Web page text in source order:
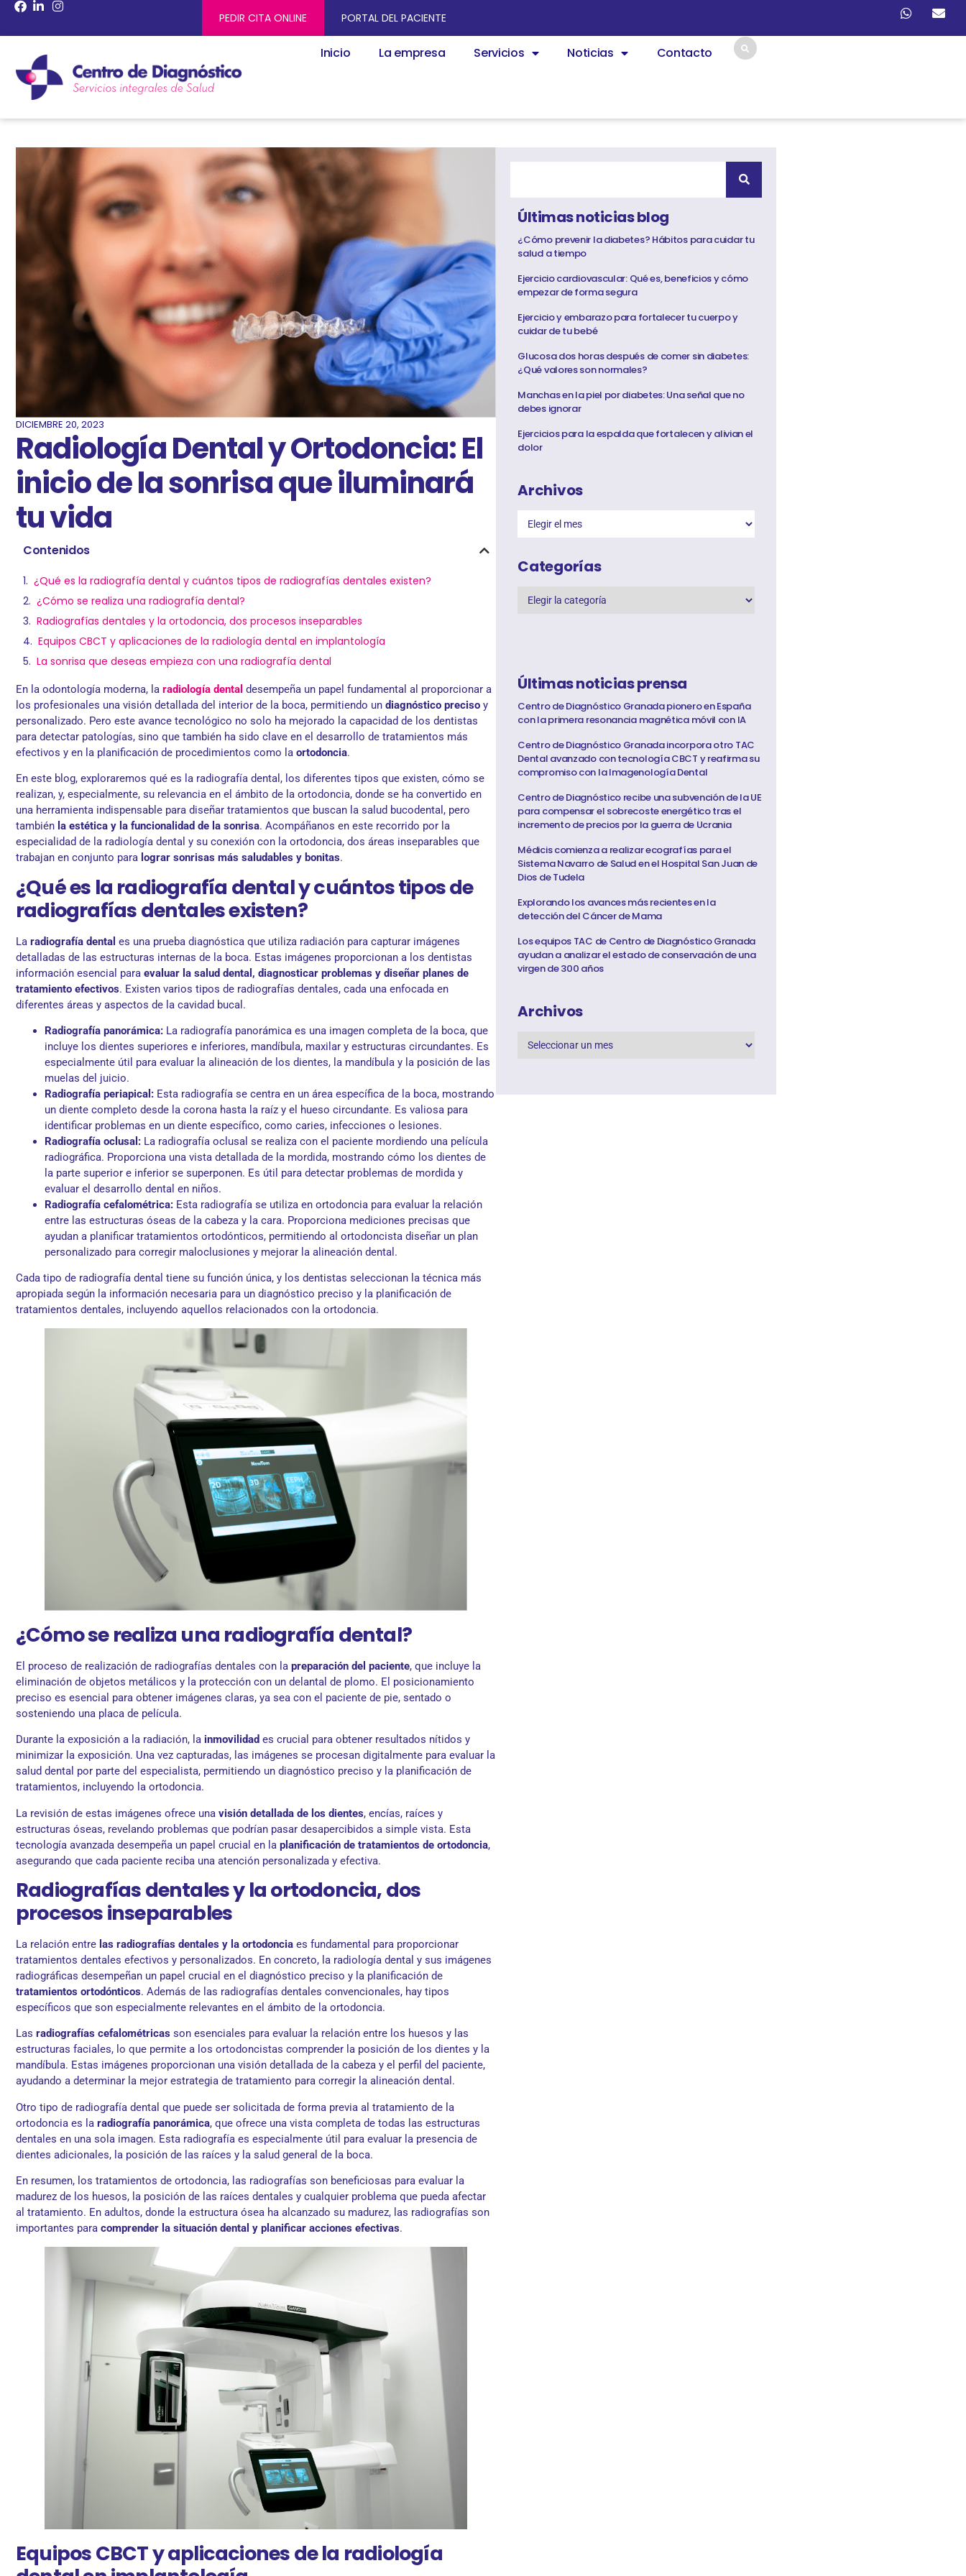
PEDIR CITA ONLINE PORTAL DEL PACIENTE
Inicio La empresa Servicios Noticias Contacto
DICIEMBRE 20, 2023
Radiología Dental y Ortodoncia: El
inicio de la sonrisa que iluminará
tu vida
Contenidos
¿Qué es la radiografía dental y cuántos tipos de radiografías dentales existen?
¿Cómo se realiza una radiografía dental?
Radiografías dentales y la ortodoncia, dos procesos inseparables
Equipos CBCT y aplicaciones de la radiología dental en implantología
La sonrisa que deseas empieza con una radiografía dental
En la odontología moderna, la radiología dental desempeña un papel fundamental al proporcionar a
los profesionales una visión detallada del interior de la boca, permitiendo un diagnóstico preciso y
personalizado. Pero este avance tecnológico no solo ha mejorado la capacidad de los dentistas
para detectar patologías, sino que también ha sido clave en el desarrollo de tratamientos más
efectivos y en la planificación de procedimientos como la ortodoncia.
En este blog, exploraremos qué es la radiografía dental, los diferentes tipos que existen, cómo se
realizan, y, especialmente, su relevancia en el ámbito de la ortodoncia, donde se ha convertido en
una herramienta indispensable para diseñar tratamientos que buscan la salud bucodental, pero
también la estética y la funcionalidad de la sonrisa. Acompáñanos en este recorrido por la
especialidad de la radiología dental y su conexión con la ortodoncia, dos áreas inseparables que
trabajan en conjunto para lograr sonrisas más saludables y bonitas.
¿Qué es la radiografía dental y cuántos tipos de
radiografías dentales existen?
La radiografía dental es una prueba diagnóstica que utiliza radiación para capturar imágenes
detalladas de las estructuras internas de la boca. Estas imágenes proporcionan a los dentistas
información esencial para evaluar la salud dental, diagnosticar problemas y diseñar planes de
tratamiento efectivos. Existen varios tipos de radiografías dentales, cada una enfocada en
diferentes áreas y aspectos de la cavidad bucal.
Radiografía panorámica: La radiografía panorámica es una imagen completa de la boca, que
incluye los dientes superiores e inferiores, mandíbula, maxilar y estructuras circundantes. Es
especialmente útil para evaluar la alineación de los dientes, la mandíbula y la posición de las
muelas del juicio.
Radiografía periapical: Esta radiografía se centra en un área específica de la boca, mostrando
un diente completo desde la corona hasta la raíz y el hueso circundante. Es valiosa para
identificar problemas en un diente específico, como caries, infecciones o lesiones.
Radiografía oclusal: La radiografía oclusal se realiza con el paciente mordiendo una película
radiográfica. Proporciona una vista detallada de la mordida, mostrando cómo los dientes de
la parte superior e inferior se superponen. Es útil para detectar problemas de mordida y
evaluar el desarrollo dental en niños.
Radiografía cefalométrica: Esta radiografía se utiliza en ortodoncia para evaluar la relación
entre las estructuras óseas de la cabeza y la cara. Proporciona mediciones precisas que
ayudan a planificar tratamientos ortodónticos, permitiendo al ortodoncista diseñar un plan
personalizado para corregir maloclusiones y mejorar la alineación dental.
Cada tipo de radiografía dental tiene su función única, y los dentistas seleccionan la técnica más
apropiada según la información necesaria para un diagnóstico preciso y la planificación de
tratamientos dentales, incluyendo aquellos relacionados con la ortodoncia.
¿Cómo se realiza una radiografía dental?
El proceso de realización de radiografías dentales con la preparación del paciente, que incluye la
eliminación de objetos metálicos y la protección con un delantal de plomo. El posicionamiento
preciso es esencial para obtener imágenes claras, ya sea con el paciente de pie, sentado o
sosteniendo una placa de película.
Durante la exposición a la radiación, la inmovilidad es crucial para obtener resultados nítidos y
minimizar la exposición. Una vez capturadas, las imágenes se procesan digitalmente para evaluar la
salud dental por parte del especialista, permitiendo un diagnóstico preciso y la planificación de
tratamientos, incluyendo la ortodoncia.
La revisión de estas imágenes ofrece una visión detallada de los dientes, encías, raíces y
estructuras óseas, revelando problemas que podrían pasar desapercibidos a simple vista. Esta
tecnología avanzada desempeña un papel crucial en la planificación de tratamientos de ortodoncia,
asegurando que cada paciente reciba una atención personalizada y efectiva.
Radiografías dentales y la ortodoncia, dos
procesos inseparables
La relación entre las radiografías dentales y la ortodoncia es fundamental para proporcionar
tratamientos dentales efectivos y personalizados. En concreto, la radiología dental y sus imágenes
radiográficas desempeñan un papel crucial en el diagnóstico preciso y la planificación de
tratamientos ortodónticos. Además de las radiografías dentales convencionales, hay tipos
específicos que son especialmente relevantes en el ámbito de la ortodoncia.
Las radiografías cefalométricas son esenciales para evaluar la relación entre los huesos y las
estructuras faciales, lo que permite a los ortodoncistas comprender la posición de los dientes y la
mandíbula. Estas imágenes proporcionan una visión detallada de la cabeza y el perfil del paciente,
ayudando a determinar la mejor estrategia de tratamiento para corregir la alineación dental.
Otro tipo de radiografía dental que puede ser solicitada de forma previa al tratamiento de la
ortodoncia es la radiografía panorámica, que ofrece una vista completa de todas las estructuras
dentales en una sola imagen. Esta radiografía es especialmente útil para evaluar la presencia de
dientes adicionales, la posición de las raíces y la salud general de la boca.
En resumen, los tratamientos de ortodoncia, las radiografías son beneficiosas para evaluar la
madurez de los huesos, la posición de las raíces dentales y cualquier problema que pueda afectar
al tratamiento. En adultos, donde la estructura ósea ha alcanzado su madurez, las radiografías son
importantes para comprender la situación dental y planificar acciones efectivas.
Equipos CBCT y aplicaciones de la radiología
Últimas noticias blog
¿Cómo prevenir la diabetes? Hábitos para cuidar tu
salud a tiempo
Ejercicio cardiovascular: Qué es, beneficios y cómo
empezar de forma segura
Ejercicio y embarazo para fortalecer tu cuerpo y
cuidar de tu bebé
Glucosa dos horas después de comer sin diabetes:
¿Qué valores son normales?
Manchas en la piel por diabetes: Una señal que no
debes ignorar
Ejercicios para la espalda que fortalecen y alivian el
dolor
Archivos
Categorías
Últimas noticias prensa
Centro de Diagnóstico Granada pionero en España
con la primera resonancia magnética móvil con IA
Centro de Diagnóstico Granada incorpora otro TAC
Dental avanzado con tecnología CBCT y reafirma su
compromiso con la Imagenología Dental
Centro de Diagnóstico recibe una subvención de la UE
para compensar el sobrecoste energético tras el
incremento de precios por la guerra de Ucrania
Médicis comienza a realizar ecografías para el
Sistema Navarro de Salud en el Hospital San Juan de
Dios de Tudela
Explorando los avances más recientes en la
detección del Cáncer de Mama
Los equipos TAC de Centro de Diagnóstico Granada
ayudan a analizar el estado de conservación de una
virgen de 300 años
Archivos